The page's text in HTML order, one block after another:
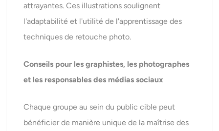
attrayantes. Ces illustrations soulignent
l'adaptabilité et l'utilité de l'apprentissage des
techniques de retouche photo.
Conseils pour les graphistes, les photographes
et les responsables des médias sociaux
Chaque groupe au sein du public cible peut
bénéficier de manière unique de la maîtrise des